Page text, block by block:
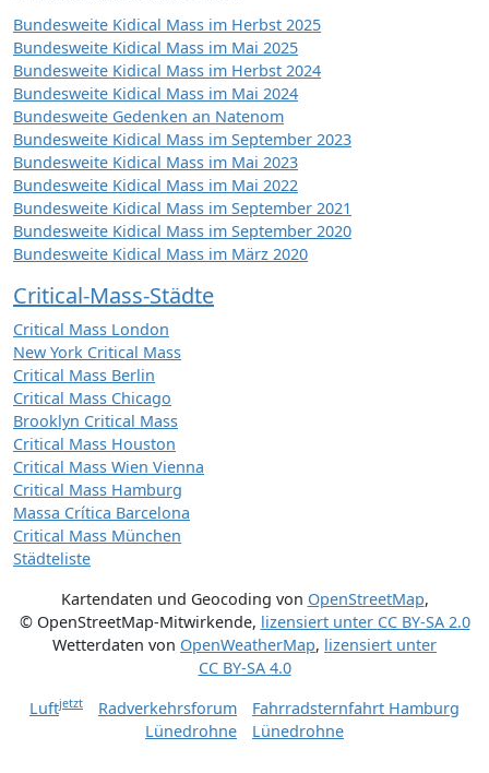
Bundesweite Kidical Mass im Herbst 2025
Bundesweite Kidical Mass im Mai 2025
Bundesweite Kidical Mass im Herbst 2024
Bundesweite Kidical Mass im Mai 2024
Bundesweite Gedenken an Natenom
Bundesweite Kidical Mass im September 2023
Bundesweite Kidical Mass im Mai 2023
Bundesweite Kidical Mass im Mai 2022
Bundesweite Kidical Mass im September 2021
Bundesweite Kidical Mass im September 2020
Bundesweite Kidical Mass im März 2020
Critical-Mass-Städte
Critical Mass London
New York Critical Mass
Critical Mass Berlin
Critical Mass Chicago
Brooklyn Critical Mass
Critical Mass Houston
Critical Mass Wien Vienna
Critical Mass Hamburg
Massa Crítica Barcelona
Critical Mass München
Städteliste
Kartendaten und Geocoding von OpenStreetMap,
© OpenStreetMap-Mitwirkende, lizensiert unter CC BY-SA 2.0
Wetterdaten von OpenWeatherMap, lizensiert unter
CC BY-SA 4.0
Luftjetzt Radverkehrsforum
Fahrradsternfahrt Hamburg
Lünedrohne
Lünedrohne